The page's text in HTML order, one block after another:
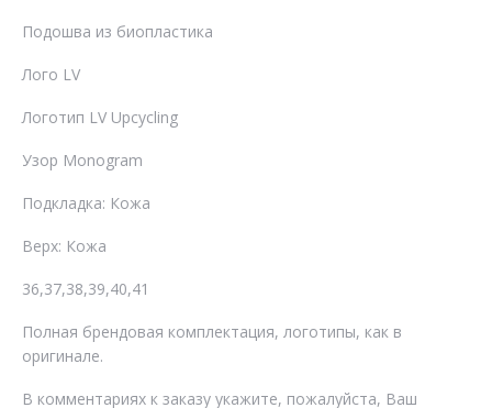
Подошва из биопластика
Лого LV
Логотип LV Upcycling
Узор Monogram
Подкладка: Кожа
Верх: Кожа
36,37,38,39,40,41
Полная брендовая комплектация, логотипы, как в
оригинале.
В комментариях к заказу укажите, пожалуйста, Ваш